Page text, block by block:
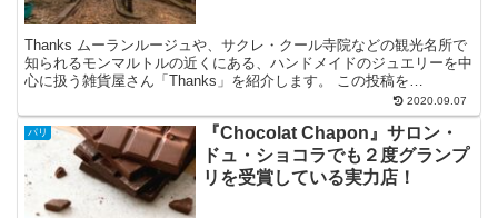
Thanks ムーランルージュや、サクレ・クール寺院などの観光名所で
知られるモンマルトルの近くにある、ハンドメイドのジュエリーを中
心に扱う雑貨屋さん「Thanks」を紹介します。 この投稿を
2020.09.07
パリ
『Chocolat Chapon』サロン・
ドュ・ショコラでも２度グランプ
リを受賞している実力店！